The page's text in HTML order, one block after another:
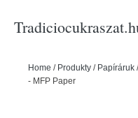
Home / Produkty / Papíráruk
- MFP Paper